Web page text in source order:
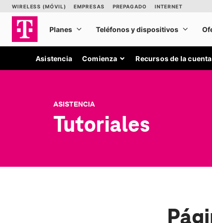
Asistencia Comienza Recursos de la cuenta
ASISTENCIA
Tutoriales